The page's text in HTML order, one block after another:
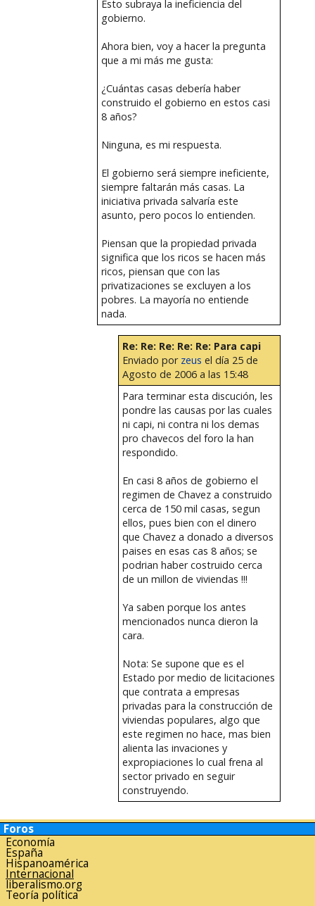
Esto subraya la ineficiencia del
gobierno.
Ahora bien, voy a hacer la pregunta
que a mi más me gusta:
¿Cuántas casas debería haber
construido el gobierno en estos casi
8 años?
Ninguna, es mi respuesta.
El gobierno será siempre ineficiente,
siempre faltarán más casas. La
iniciativa privada salvaría este
asunto, pero pocos lo entienden.
Piensan que la propiedad privada
significa que los ricos se hacen más
ricos, piensan que con las
privatizaciones se excluyen a los
pobres. La mayoría no entiende
nada.
Re: Re: Re: Re: Re: Para capi
Enviado por zeus el día 25 de
Agosto de 2006 a las 15:48
Para terminar esta discución, les
pondre las causas por las cuales
ni capi, ni contra ni los demas
pro chavecos del foro la han
respondido.
En casi 8 años de gobierno el
regimen de Chavez a construido
cerca de 150 mil casas, segun
ellos, pues bien con el dinero
que Chavez a donado a diversos
paises en esas cas 8 años; se
podrian haber costruido cerca
de un millon de viviendas !!!
Ya saben porque los antes
mencionados nunca dieron la
cara.
Nota: Se supone que es el
Estado por medio de licitaciones
que contrata a empresas
privadas para la construcción de
viviendas populares, algo que
este regimen no hace, mas bien
alienta las invaciones y
expropiaciones lo cual frena al
sector privado en seguir
construyendo.
Foros
Economía
España
Hispanoamérica
Internacional
liberalismo.org
Teoría política